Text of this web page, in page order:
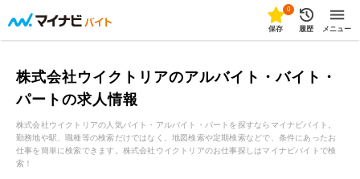
0
保存 履歴 メニュー
株式会社ウイクトリアのアルバイト・バイト・
パートの求人情報
株式会社ウイクトリアの人気バイト・アルバイト・パートを探すならマイナビバイト。
勤務地や駅、職種等の検索だけではなく、地図検索や定期検索などで、条件にあったお
仕事を簡単に検索できます。株式会社ウイクトリアのお仕事探しはマイナビバイトで検
索！